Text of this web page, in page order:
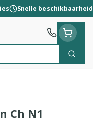
Snelle beschikbaarheid
Zoek
Ch N1